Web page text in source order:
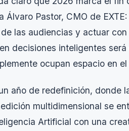
Pastor, CMO de EXTE:
las audiencias y actuar
decisiones inteligentes
ocupan espacio en
año de redefinición, donde
multidimensional se
Artificial con una